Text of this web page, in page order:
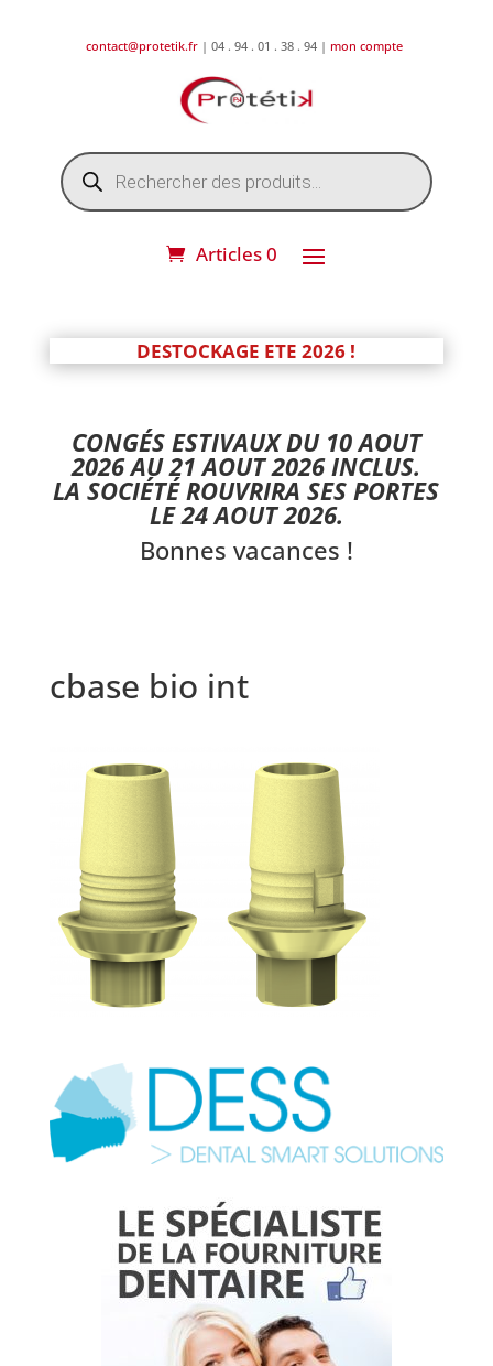
contact@protetik.fr | 04 . 94 . 01 . 38 . 94 | mon compte
Recherche
de
produits
Articles 0
DESTOCKAGE ETE 2026 !
CONGÉS ESTIVAUX DU 10 AOUT
2026 AU 21 AOUT 2026 INCLUS.
LA SOCIÉTÉ ROUVRIRA SES PORTES
LE 24 AOUT 2026.
Bonnes vacances !
cbase bio int